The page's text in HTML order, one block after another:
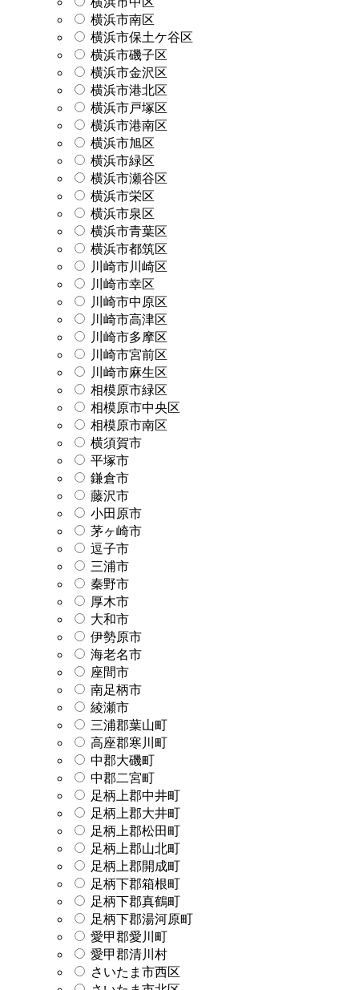
横浜市南区
横浜市保土ケ谷区
横浜市磯子区
横浜市金沢区
横浜市港北区
横浜市戸塚区
横浜市港南区
横浜市旭区
横浜市緑区
横浜市瀬谷区
横浜市栄区
横浜市泉区
横浜市青葉区
横浜市都筑区
川崎市川崎区
川崎市幸区
川崎市中原区
川崎市高津区
川崎市多摩区
川崎市宮前区
川崎市麻生区
相模原市緑区
相模原市中央区
相模原市南区
横須賀市
平塚市
鎌倉市
藤沢市
小田原市
茅ヶ崎市
逗子市
三浦市
秦野市
厚木市
大和市
伊勢原市
海老名市
座間市
南足柄市
綾瀬市
三浦郡葉山町
高座郡寒川町
中郡大磯町
中郡二宮町
足柄上郡中井町
足柄上郡大井町
足柄上郡松田町
足柄上郡山北町
足柄上郡開成町
足柄下郡箱根町
足柄下郡真鶴町
足柄下郡湯河原町
愛甲郡愛川町
愛甲郡清川村
さいたま市西区